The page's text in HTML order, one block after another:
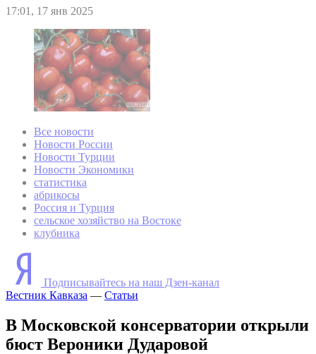
17:01, 17 янв 2025
Все новости
Новости России
Новости Турции
Новости Экономики
статистика
абрикосы
Россия и Турция
сельское хозяйство на Востоке
клубника
Подписывайтесь на наш Дзен-канал
Вестник Кавказа — Статьи
В Московской консерватории открыли
бюст Вероники Дударовой